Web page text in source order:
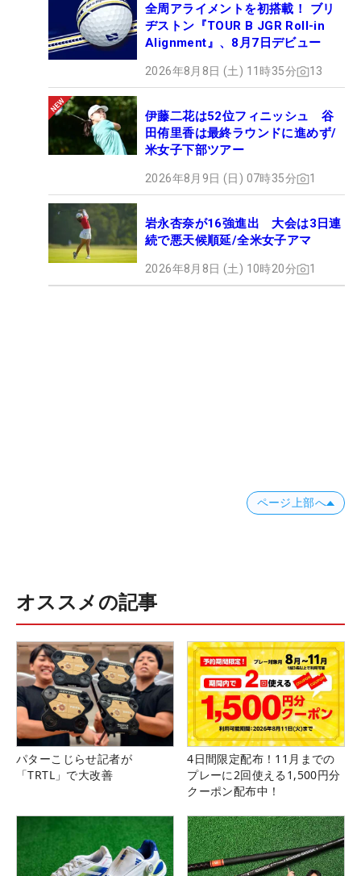
全周アライメントを初搭載！ ブリ
ヂストン『TOUR B JGR Roll-in
Alignment』、8月7日デビュー
2026年8月8日 (土) 11時35分 13
伊藤二花は52位フィニッシュ 谷
田侑里香は最終ラウンドに進めず/
米女子下部ツアー
2026年8月9日 (日) 07時35分 1
岩永杏奈が16強進出 大会は3日連
続で悪天候順延/全米女子アマ
2026年8月8日 (土) 10時20分 1
ページ上部へ
オススメの記事
パターこじらせ記者が
「TRTL」で大改善
4日間限定配布！11月までの
プレーに2回使える1,500円分
クーポン配布中！